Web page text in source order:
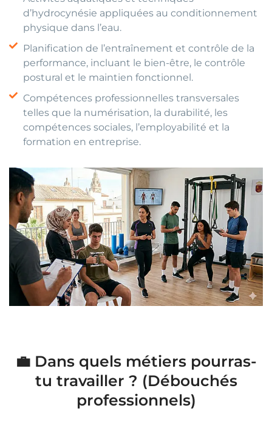
d’hydrocynésie appliquées au conditionnement
physique dans l’eau.
Planification de l’entraînement et contrôle de la
performance, incluant le bien-être, le contrôle
postural et le maintien fonctionnel.
Compétences professionnelles transversales
telles que la numérisation, la durabilité, les
compétences sociales, l’employabilité et la
formation en entreprise.
💼 Dans quels métiers pourras-
tu travailler ? (Débouchés
professionnels)